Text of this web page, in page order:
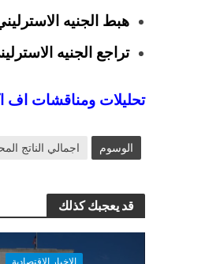
هبط الجنيه الاسترليني مقابل
تراجع الجنيه الاسترليني مقابل
تحليلات ومناقشات اف
الوسوم اجمالي الناتج
قد يعجبك كذلك